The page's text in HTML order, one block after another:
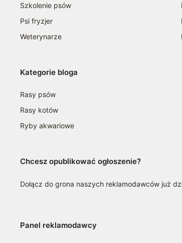
Szkolenie psów
Psi fryzjer
Weterynarze
Kategorie bloga
Rasy psów
Rasy kotów
Ryby akwariowe
Chcesz opublikować ogłoszenie?
Dołącz do grona naszych reklamodawców już
Panel reklamodawcy